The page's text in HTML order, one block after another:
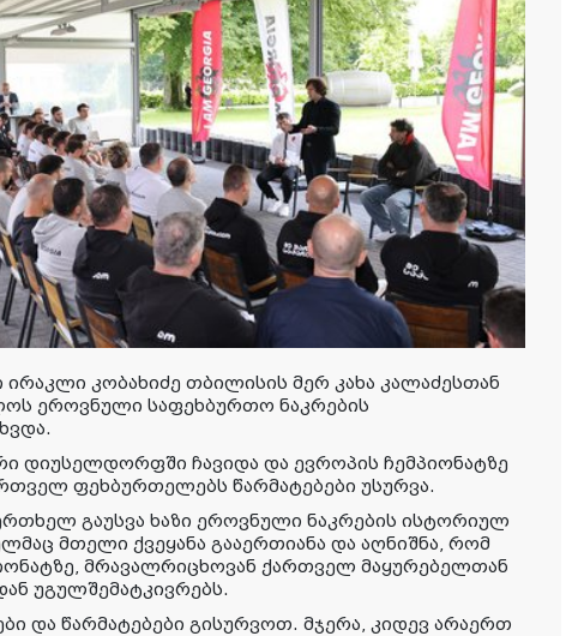
ირაკლი კობახიძე თბილისის მერ კახა კალაძესთან
ეროვნული საფეხბურთო ნაკრების
დიუსელდორფში ჩავიდა და ევროპის ჩემპიონატზე
ფეხბურთელებს წარმატებები უსურვა.
გაუსვა ხაზი ეროვნული ნაკრების ისტორიულ
მთელი ქვეყანა გააერთიანა და აღნიშნა, რომ
მრავალრიცხოვან ქართველ მაყურებელთან
უგულშემატკივრებს.
და წარმატებები გისურვოთ. მჯერა, კიდევ არაერთ